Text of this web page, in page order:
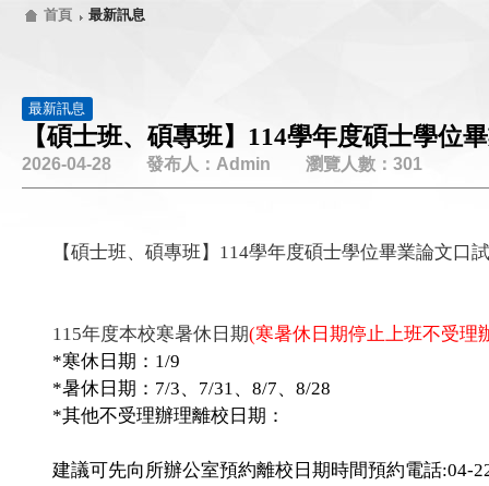
首頁 最新訊息
最新訊息
【碩士班、碩專班】114學年度碩士學位
2026-04-28 發布人：Admin 瀏覽人數：301
【碩士班、碩專班】114學年度碩士學位畢業論文口
115年度本校寒暑休日期(寒暑休日期停止上班不受理
*寒休日期：1/9
*暑休日期：7/3、7/31、8/7、8/28
*其他不受理辦理離校日期：
建議可先向所辦公室預約離校日期時間預約電話:04-